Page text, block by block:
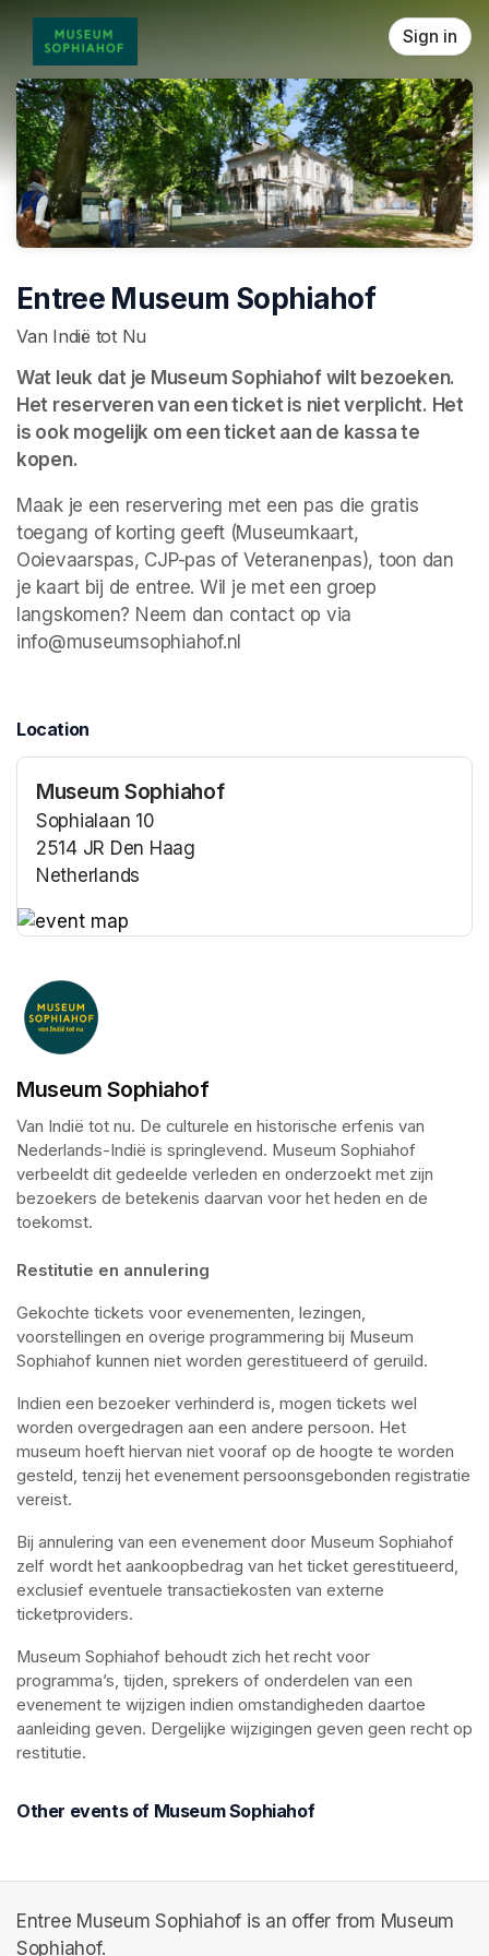
Skip header
Sign in
Entree Museum Sophiahof
Van Indië tot Nu
Wat leuk dat je Museum Sophiahof wilt bezoeken.
Het reserveren van een ticket is niet verplicht. Het
is ook mogelijk om een ticket aan de kassa te
kopen.
Maak je een reservering met een pas die gratis
toegang of korting geeft (Museumkaart,
Ooievaarspas, CJP-pas of Veteranenpas), toon dan
je kaart bij de entree. Wil je met een groep
langskomen? Neem dan contact op via
info@museumsophiahof.nl
Location
Museum Sophiahof
Sophialaan 10
2514 JR Den Haag
Netherlands
Museum Sophiahof
Van Indië tot nu. De culturele en historische erfenis van
Nederlands-Indië is springlevend. Museum Sophiahof
verbeeldt dit gedeelde verleden en onderzoekt met zijn
bezoekers de betekenis daarvan voor het heden en de
toekomst.
Restitutie en annulering
Gekochte tickets voor evenementen, lezingen,
voorstellingen en overige programmering bij Museum
Sophiahof kunnen niet worden gerestitueerd of geruild.
Indien een bezoeker verhinderd is, mogen tickets wel
worden overgedragen aan een andere persoon. Het
museum hoeft hiervan niet vooraf op de hoogte te worden
gesteld, tenzij het evenement persoonsgebonden registratie
vereist.
Bij annulering van een evenement door Museum Sophiahof
zelf wordt het aankoopbedrag van het ticket gerestitueerd,
exclusief eventuele transactiekosten van externe
ticketproviders.
Museum Sophiahof behoudt zich het recht voor
programma’s, tijden, sprekers of onderdelen van een
evenement te wijzigen indien omstandigheden daartoe
aanleiding geven. Dergelijke wijzigingen geven geen recht op
restitutie.
Other events of Museum Sophiahof
Entree Museum Sophiahof is an offer from Museum
Sophiahof.